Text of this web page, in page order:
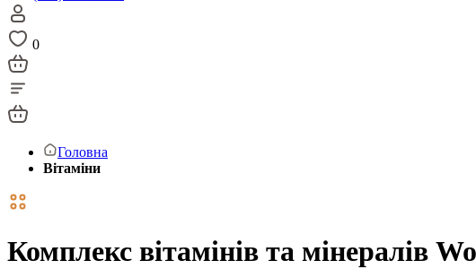
0
Головна
Вітаміни
Комплекс вітамінів та мінералів